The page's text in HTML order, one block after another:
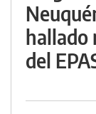
hallado
del